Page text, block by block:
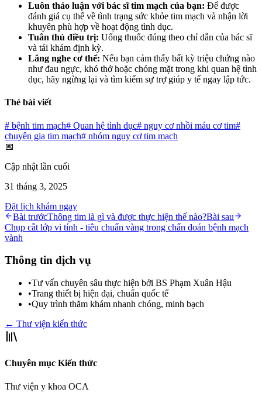
Luôn thảo luận với bác sĩ tim mạch của bạn: Để được
đánh giá cụ thể về tình trạng sức khỏe tim mạch và nhận lời
khuyên phù hợp về hoạt động tình dục.
Tuân thủ điều trị: Uống thuốc đúng theo chỉ dẫn của bác sĩ
và tái khám định kỳ.
Lắng nghe cơ thể: Nếu bạn cảm thấy bất kỳ triệu chứng nào
như đau ngực, khó thở hoặc chóng mặt trong khi quan hệ tình
dục, hãy ngừng lại và tìm kiếm sự trợ giúp y tế ngay lập tức.
Thẻ bài viết
# bệnh tim mạch# Quan hệ tình dục# nguy cơ nhồi máu cơ tim#
chuyên gia tim mạch# nhóm nguy cơ tim mạch
📅
Cập nhật lần cuối
31 tháng 3, 2025
Đặt lịch khám ngay
Bài trướcThông tim là gì và được thực hiện thế nào?Bài sau
Chụp cắt lớp vi tính - tiêu chuẩn vàng trong chẩn đoán bệnh mạch
vành
Thông tin dịch vụ
•Tư vấn chuyên sâu thực hiện bởi BS Phạm Xuân Hậu
•Trang thiết bị hiện đại, chuẩn quốc tế
•Quy trình thăm khám nhanh chóng, minh bạch
← Thư viện kiến thức
Chuyên mục Kiến thức
Thư viện y khoa OCA